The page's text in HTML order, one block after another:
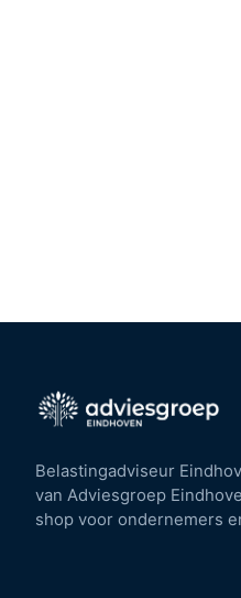
Belastingadviseur
van Adviesgroep
shop voor ondernemers